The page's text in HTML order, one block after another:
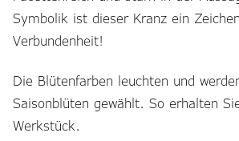
Kontakt
Symbolik ist dieser Kranz ein
Verbundenheit!
Die Blütenfarben leuchten und
Saisonblüten gewählt. So erhalten
Werkstück.